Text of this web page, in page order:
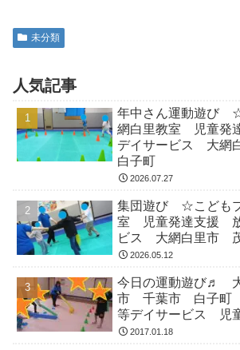
未分類
人気記事
年中さん運動遊び
網白里教室 児童発
デイサービス 大
白子町
2026.07.27
集団遊び ☆こども
室 児童発達支援
ビス 大網白里市
2026.05.12
今日の運動遊び♬
市 千葉市 白子町
等デイサービス 児
2017.01.18